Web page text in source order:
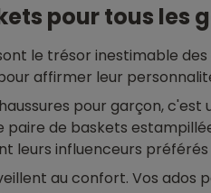
pour tous les
le trésor inestimable
affirmer leur
pour garçon,
paire de baskets
leurs influenceurs
au confort. Vos ados